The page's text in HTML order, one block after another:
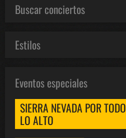
Buscar conciertos
Estilos
Eventos especiales
SIERRA NEVADA POR TODO
LO ALTO